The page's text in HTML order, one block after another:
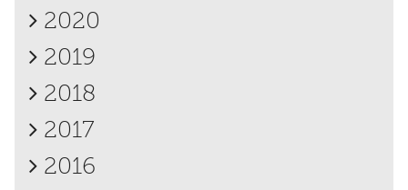
2020
2019
2018
2017
2016